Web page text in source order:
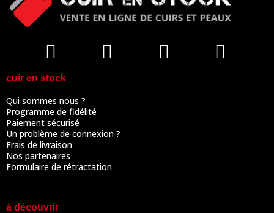
cuir en stock
Qui sommes nous ?
Programme de fidélité
Paiement sécurisé
Un problème de connexion ?
Frais de livraison
Nos partenaires
Formulaire de rétractation
à découvrir